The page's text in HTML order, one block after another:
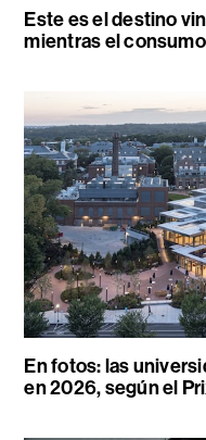
Este es el destino
mientras el
En fotos: las
en 2026, según el